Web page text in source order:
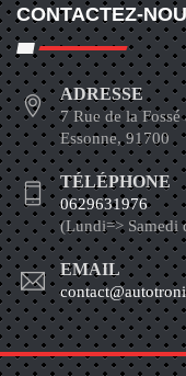
CONTACTEZ-
ADRESSE
7 Rue de la
Essonne, 91700
TÉLÉPHONE
0629631976
(Lundi=> Samedi
EMAIL